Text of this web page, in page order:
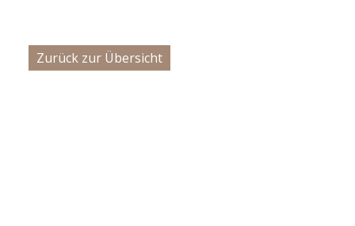
Zurück zur Übersicht